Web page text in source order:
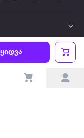
ყიდვა